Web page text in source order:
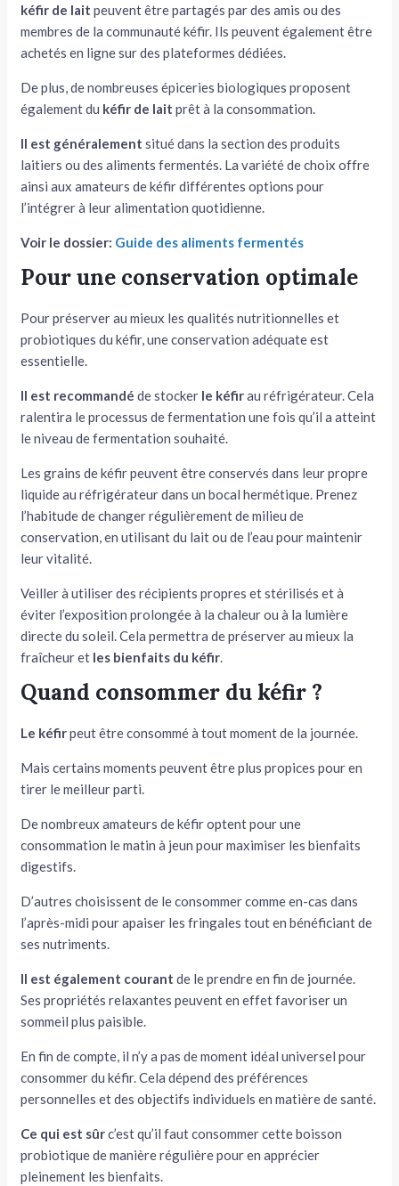
kéfir de lait peuvent être partagés par des amis ou des
membres de la communauté kéfir. Ils peuvent également être
achetés en ligne sur des plateformes dédiées.
De plus, de nombreuses épiceries biologiques proposent
également du kéfir de lait prêt à la consommation.
Il est généralement situé dans la section des produits
laitiers ou des aliments fermentés. La variété de choix offre
ainsi aux amateurs de kéfir différentes options pour
l’intégrer à leur alimentation quotidienne.
Voir le dossier: Guide des aliments fermentés
Pour une conservation optimale
Pour préserver au mieux les qualités nutritionnelles et
probiotiques du kéfir, une conservation adéquate est
essentielle.
Il est recommandé de stocker le kéfirau réfrigérateur. Cela
ralentira le processus de fermentation une fois qu’il a atteint
le niveau de fermentation souhaité.
Les grains de kéfir peuvent être conservés dans leur propre
liquide au réfrigérateur dans un bocal hermétique. Prenez
l’habitude de changer régulièrement de milieu de
conservation, en utilisant du lait ou de l’eau pour maintenir
leur vitalité.
Veiller à utiliser des récipients propres et stérilisés et à
éviter l’exposition prolongée à la chaleur ou à la lumière
directe du soleil. Cela permettra de préserver au mieux la
fraîcheur et les bienfaits du kéfir.
Quand consommer du kéfir ?
Le kéfirpeut être consommé à tout moment de la journée.
Mais certains moments peuvent être plus propices pour en
tirer le meilleur parti.
De nombreux amateurs de kéfir optent pour une
consommation le matin à jeun pour maximiser les bienfaits
digestifs.
D’autres choisissent de le consommer comme en-cas dans
l’après-midi pour apaiser les fringales tout en bénéficiant de
ses nutriments.
Il est également courant de le prendre en fin de journée.
Ses propriétés relaxantes peuvent en effet favoriser un
sommeil plus paisible.
En fin de compte, il n’y a pas de moment idéal universel pour
consommer du kéfir. Cela dépend des préférences
personnelles et des objectifs individuels en matière de santé.
Ce qui est sûrc’est qu’il faut consommer cette boisson
probiotique de manière régulière pour en apprécier
pleinement les bienfaits.